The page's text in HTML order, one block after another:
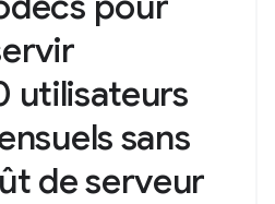
utilisateurs
sans
de serveur